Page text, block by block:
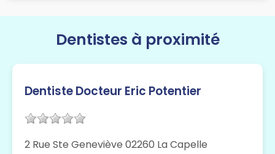
Dentistes à proximité
Dentiste Docteur Eric Potentier
2 Rue Ste Geneviève 02260 La Capelle